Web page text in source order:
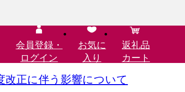
会員登録・
ログイン
お気に
入り
返礼品
カート
改正に伴う影響について